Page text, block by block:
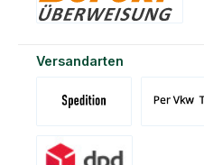
Versandarten